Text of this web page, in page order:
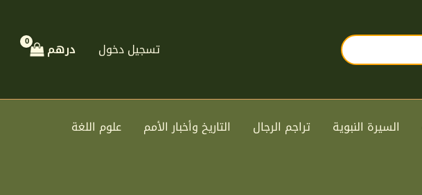
تسجيل دخول درهم
السيرة النبوية تراجم الرجال التاريخ وأخبار الأمم علوم اللغة